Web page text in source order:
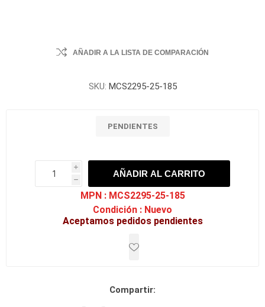
AÑADIR A LA LISTA DE COMPARACIÓN
SKU: MCS2295-25-185
PENDIENTES
i
h
h
AÑADIR AL CARRITO
MPN : MCS2295-25-185
Condición : Nuevo
Aceptamos pedidos pendientes
Compartir: